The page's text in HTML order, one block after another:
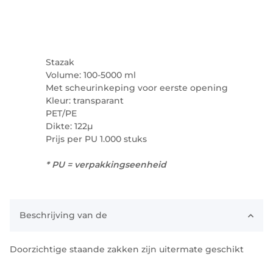
Stazak
Volume: 100-5000 ml
Met scheurinkeping voor eerste opening
Kleur: transparant
PET/PE
Dikte: 122µ
Prijs per PU 1.000 stuks
* PU = verpakkingseenheid
Beschrijving van de
Doorzichtige staande zakken zijn uitermate geschikt